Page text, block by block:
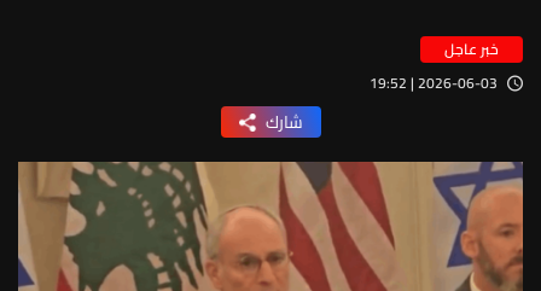
خبر عاجل
2026-06-03 | 19:52
شارك